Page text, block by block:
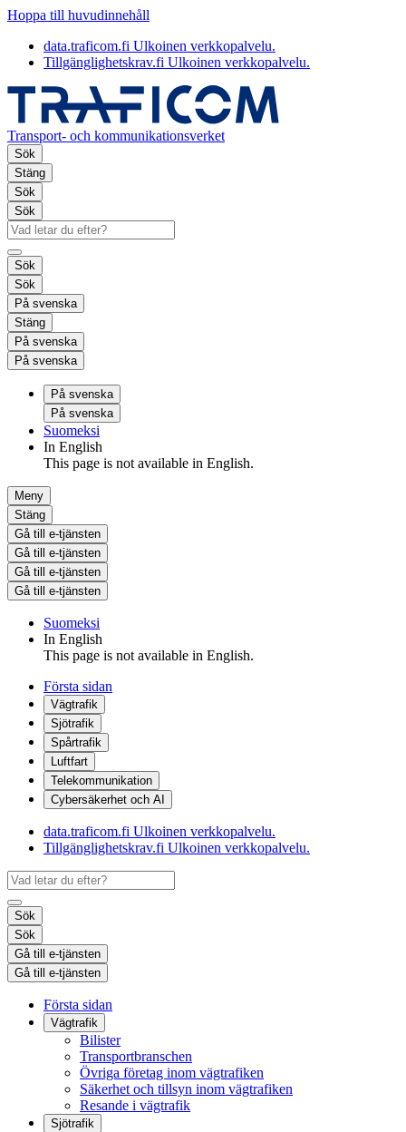
Hoppa till huvudinnehåll
data.traficom.fi Ulkoinen verkkopalvelu.
Tillgänglighetskrav.fi Ulkoinen verkkopalvelu.
Transport- och kommunikationsverket
Sök
Stäng
Sök
Sök
Sök
Sök
På svenska
Stäng
På svenska
På svenska
På svenska
På svenska
Suomeksi
In English
This page is not available in English.
Meny
Stäng
Gå till e-tjänsten
Gå till e-tjänsten
Gå till e-tjänsten
Gå till e-tjänsten
Suomeksi
In English
This page is not available in English.
Första sidan
Vägtrafik
Sjötrafik
Spårtrafik
Luftfart
Telekommunikation
Cybersäkerhet och AI
data.traficom.fi Ulkoinen verkkopalvelu.
Tillgänglighetskrav.fi Ulkoinen verkkopalvelu.
Sök
Sök
Gå till e-tjänsten
Gå till e-tjänsten
Första sidan
Vägtrafik
Bilister
Transportbranschen
Övriga företag inom vägtrafiken
Säkerhet och tillsyn inom vägtrafiken
Resande i vägtrafik
Sjötrafik